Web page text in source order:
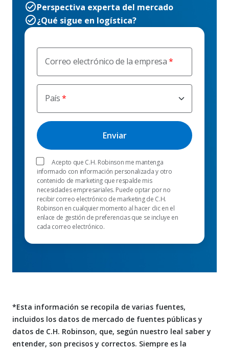
Correo electrónico de la empresa
País
Acepto que C.H. Robinson me mantenga
informado con información personalizada y otro
contenido de marketing que respalde mis
necesidades empresariales. Puede optar por no
recibir correo electrónico de marketing de C.H.
Robinson en cualquier momento al hacer clic en el
enlace de gestión de preferencias que se incluye en
cada correo electrónico.
Perspectiva experta del mercado
¿Qué sigue en logística?
*Esta información se recopila de varias fuentes,
incluidos los datos de mercado de fuentes públicas y
datos de C.H. Robinson, que, según nuestro leal saber y
entender, son precisos y correctos. Siempre es la